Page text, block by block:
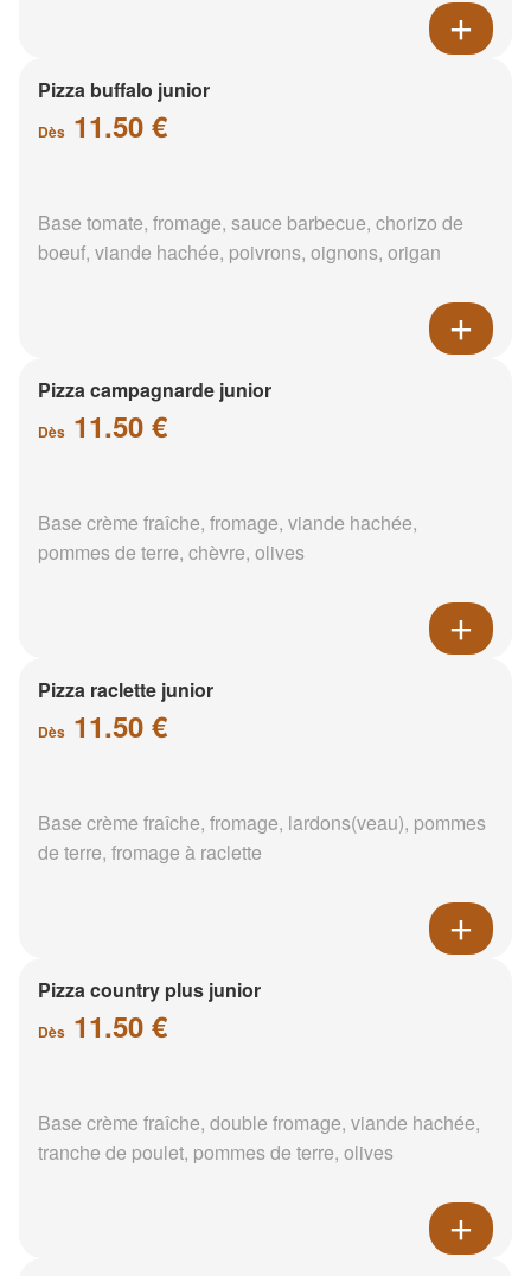
Pizza buffalo junior
Dès 11.50 €
Base tomate, fromage, sauce barbecue, chorizo de
boeuf, viande hachée, poivrons, oignons, origan
Pizza campagnarde junior
Dès 11.50 €
Base crème fraîche, fromage, viande hachée,
pommes de terre, chèvre, olives
Pizza raclette junior
Dès 11.50 €
Base crème fraîche, fromage, lardons(veau), pommes
de terre, fromage à raclette
Pizza country plus junior
Dès 11.50 €
Base crème fraîche, double fromage, viande hachée,
tranche de poulet, pommes de terre, olives